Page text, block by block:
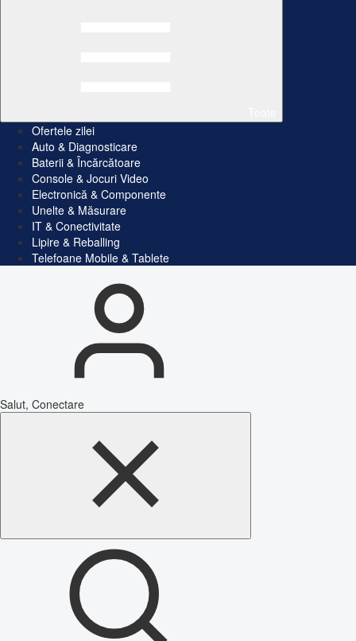
Ofertele zilei
Auto & Diagnosticare
Baterii & Încărcătoare
Console & Jocuri Video
Electronică & Componente
Unelte & Măsurare
IT & Conectivitate
Lipire & Reballing
Telefoane Mobile & Tablete
Salut, Conectare